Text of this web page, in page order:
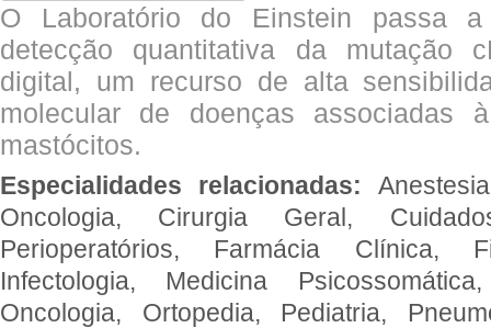
O Laboratório do Einstein passa
detecção quantitativa da mutação
digital, um recurso de alta
molecular de doenças associadas
mastócitos.
Especialidades relacionadas:
Oncologia, Cirurgia Geral,
Perioperatórios, Farmácia Clínica,
Infectologia, Medicina
Oncologia, Ortopedia, Pediatria,